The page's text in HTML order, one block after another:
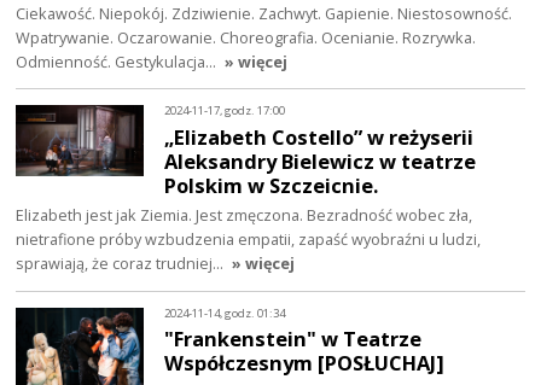
Ciekawość. Niepokój. Zdziwienie. Zachwyt. Gapienie. Niestosowność.
Wpatrywanie. Oczarowanie. Choreografia. Ocenianie. Rozrywka.
Odmienność. Gestykulacja… » więcej
2024-11-17, godz. 17:00
„Elizabeth Costello” w reżyserii
Aleksandry Bielewicz w teatrze
Polskim w Szczeicnie.
Elizabeth jest jak Ziemia. Jest zmęczona. Bezradność wobec zła,
nietrafione próby wzbudzenia empatii, zapaść wyobraźni u ludzi,
sprawiają, że coraz trudniej… » więcej
2024-11-14, godz. 01:34
"Frankenstein" w Teatrze
Współczesnym [POSŁUCHAJ]